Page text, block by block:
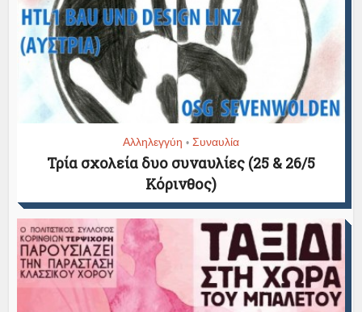
Αλληλεγγύη • Συναυλία
Τρία σχολεία δυο συναυλίες (25 & 26/5
Κόρινθος)